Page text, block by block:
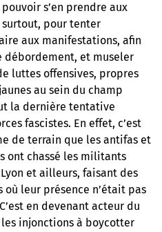
s’en prendre aux
pour tenter
aux manifestations, afin
débordement, et museler
luttes offensives, propres
au sein du champ
la dernière tentative
fascistes. En effet, c’est
de terrain que les antifas et
ont chassé les militants
et ailleurs, faisant des
leur présence n’était pas
en devenant acteur du
injonctions à boycotter